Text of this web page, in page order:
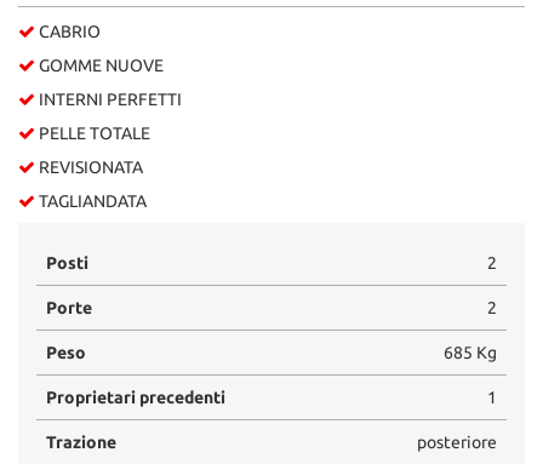
CABRIO
GOMME NUOVE
INTERNI PERFETTI
PELLE TOTALE
REVISIONATA
TAGLIANDATA
Posti 2
Porte 2
Peso 685 Kg
Proprietari precedenti 1
Trazione posteriore